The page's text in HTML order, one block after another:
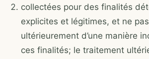
collectées pour des finalités
explicites et légitimes, et ne
ultérieurement d’une manière
ces finalités; le traitement